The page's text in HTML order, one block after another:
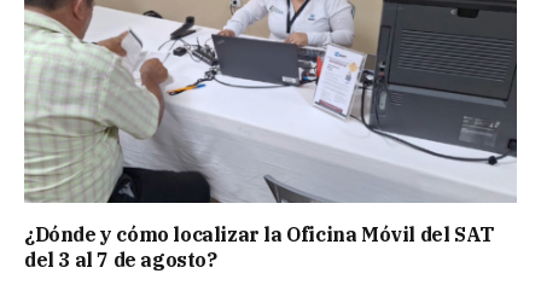
¿Dónde y cómo localizar la Oficina Móvil del SAT
del 3 al 7 de agosto?